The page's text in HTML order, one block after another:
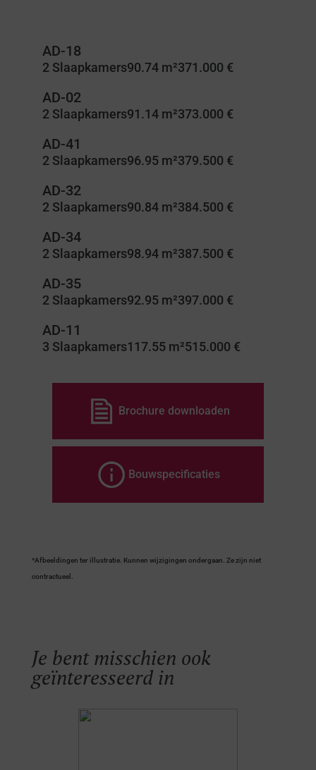
AD-18
2 Slaapkamers90.74 m²371.000 €
AD-02
2 Slaapkamers91.14 m²373.000 €
AD-41
2 Slaapkamers96.95 m²379.500 €
AD-32
2 Slaapkamers90.84 m²384.500 €
AD-34
2 Slaapkamers98.94 m²387.500 €
AD-35
2 Slaapkamers92.95 m²397.000 €
AD-11
3 Slaapkamers117.55 m²515.000 €
Brochure downloaden
Bouwspecificaties
*Afbeeldingen ter illustratie. Kunnen wijzigingen ondergaan. Ze zijn niet
contractueel.
Je bent misschien ook
geïnteresseerd in